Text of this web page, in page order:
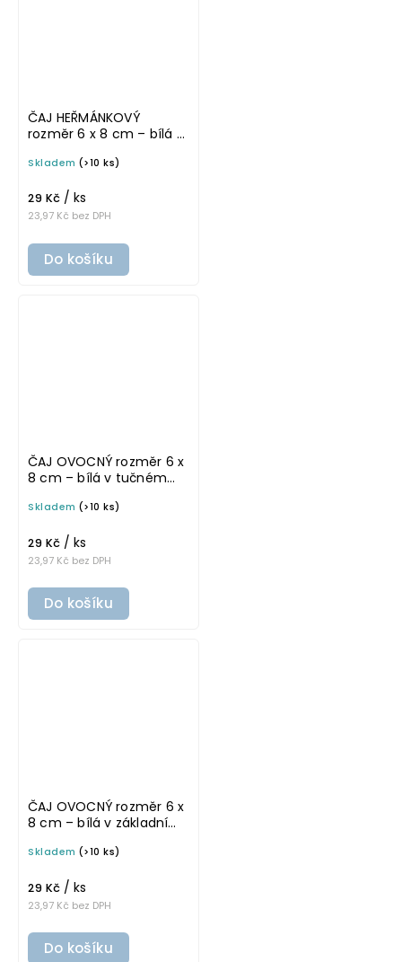
ČAJ HEŘMÁNKOVÝ
rozměr 6 x 8 cm – bílá v
omyvatelná samolepka
Skladem (>10 ks)
23,97 Kč bez DPH
29 Kč / ks
Do košíku
ČAJ OVOCNÝ rozměr 6 x
8 cm – bílá v tučném
samolepka na
Skladem (>10 ks)
23,97 Kč bez DPH
29 Kč / ks
Do košíku
ČAJ OVOCNÝ rozměr 6 x
8 cm – bílá v základním
samolepka na
Skladem (>10 ks)
23,97 Kč bez DPH
29 Kč / ks
Do košíku